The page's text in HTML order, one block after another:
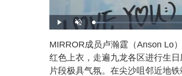
P
l
U
n
e
L
o
e
d
4
.
0
5
MIRROR成员卢瀚霆（Anson Lo
红色上衣，走遍九龙各区进行生
片段极具气氛。在尖沙咀邻近地